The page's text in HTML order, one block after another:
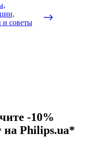
и советы
-10%
на Philips.ua*